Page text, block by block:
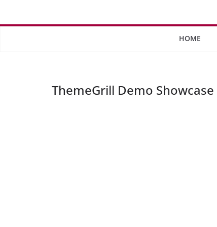
HOME
ThemeGrill Demo Showcase